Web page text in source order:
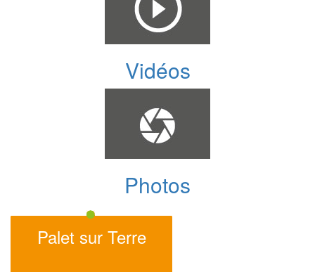
Vidéos
Photos
Palet sur Terre